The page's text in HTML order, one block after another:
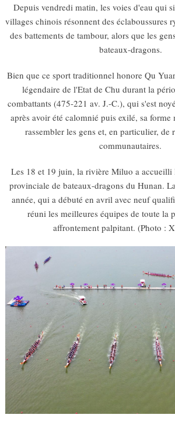
Depuis vendredi matin, les voies d'eau qui
villages chinois résonnent des éclaboussures
des battements de tambour, alors que les
bateaux-dragons.
Bien que ce sport traditionnel honore Qu
légendaire de l'Etat de Chu durant la
combattants (475-221 av. J.-C.), qui s'est
après avoir été calomnié puis exilé, sa
rassembler les gens et, en particulier, de
communautaires.
Les 18 et 19 juin, la rivière Miluo a accueilli
provinciale de bateaux-dragons du Hunan.
année, qui a débuté en avril avec neuf
réuni les meilleures équipes de toute la
affrontement palpitant. (Photo :